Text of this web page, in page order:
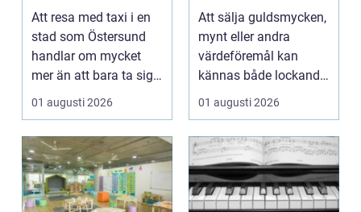
smidiga resor året
runt
Att resa med taxi i en
stad som Östersund
handlar om mycket
mer än att bara ta sig
från punkt A till...
01 augusti 2026
Att sälja guldsmycken,
mynt eller andra
värdeföremål kan
kännas både lockande
och osäkert på samma
01 augusti 2026